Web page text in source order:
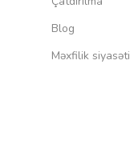
Blog
Məxfilik siyasəti